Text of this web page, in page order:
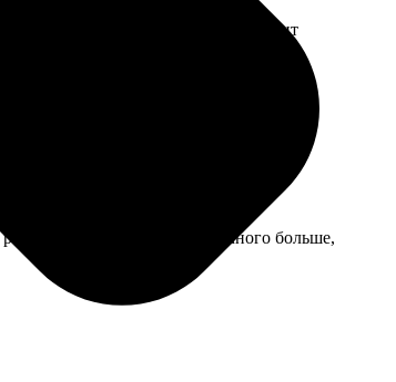
но для особенного снимка стоит
Но размер пришел немного больше,